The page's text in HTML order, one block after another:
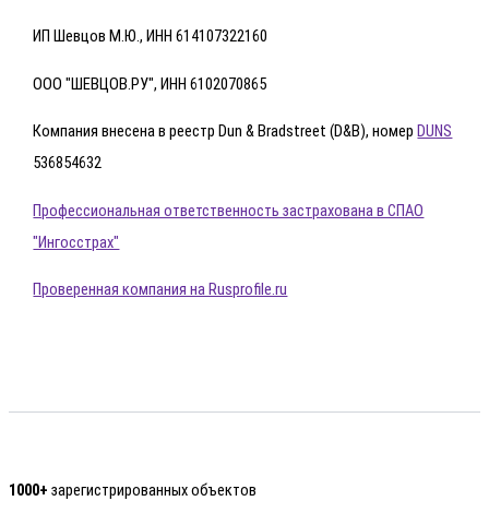
ИП Шевцов М.Ю., ИНН 614107322160
ООО "ШЕВЦОВ.РУ", ИНН 6102070865
Компания внесена в реестр Dun & Bradstreet (D&B), номерDUNS
536854632
Профессиональная ответственность застрахована в СПАО
"Ингосстрах"
Проверенная компания на Rusprofile.ru
1000+ зарегистрированных объектов